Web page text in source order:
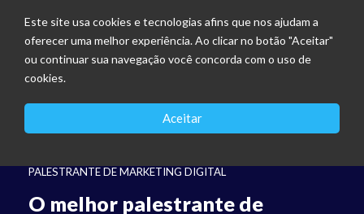
Este site usa cookies e tecnologias afins que nos ajudam a
oferecer uma melhor experiência. Ao clicar no botão "Aceitar"
ou continuar sua navegação você concorda com o uso de
cookies.
Aceitar
PALESTRANTE DE MARKETING DIGITAL
O melhor palestrante de